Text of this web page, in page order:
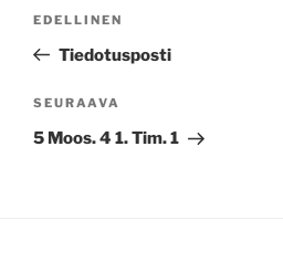
Edellinen
artikkeli
EDELLINEN
Tiedotusposti
Seuraava
artikkeli
SEURAAVA
5 Moos. 4 1. Tim. 1